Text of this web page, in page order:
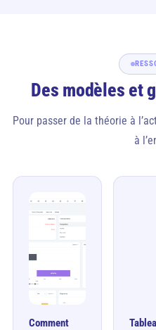
Des modèles et
Pour passer de la théorie à
à
Comment